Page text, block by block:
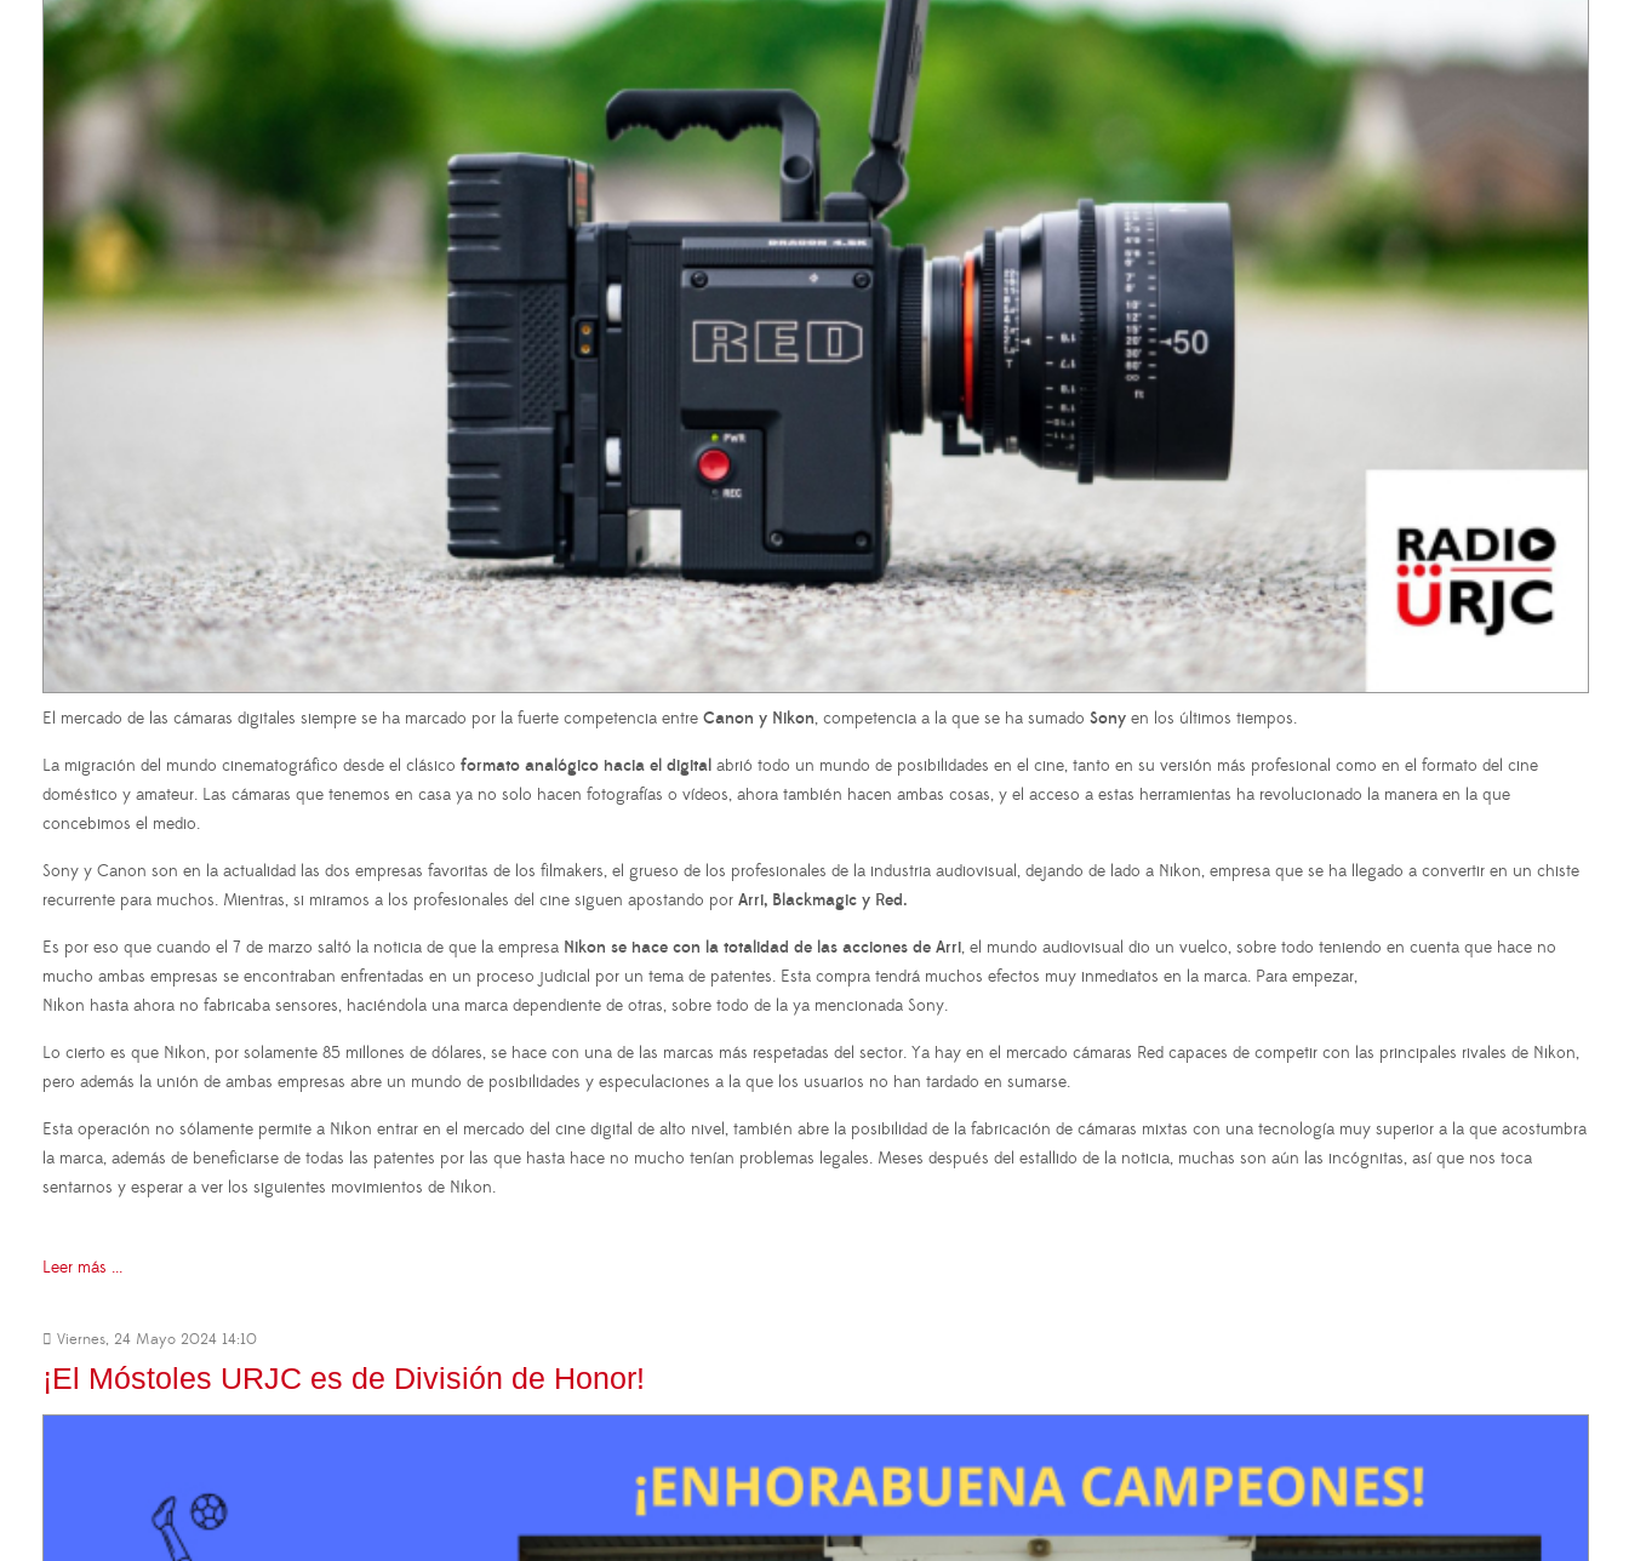
El mercado de las cámaras digitales siempre se ha marcado por la fuerte competencia entre Canon y Nikon, competencia a la que se ha sumado Sony en los últimos tiempos.
La migración del mundo cinematográfico desde el clásico formato analógico hacia el digital abrió todo un mundo de posibilidades en el cine, tanto en su versión más profesional como en el formato del cine
doméstico y amateur. Las cámaras que tenemos en casa ya no solo hacen fotografías o vídeos, ahora también hacen ambas cosas, y el acceso a estas herramientas ha revolucionado la manera en la que
concebimos el medio.
Sony y Canon son en la actualidad las dos empresas favoritas de los filmakers, el grueso de los profesionales de la industria audiovisual, dejando de lado a Nikon, empresa que se ha llegado a convertir en un chiste
recurrente para muchos. Mientras, si miramos a los profesionales del cine siguen apostando por Arri, Blackmagic y Red.
Es por eso que cuando el 7 de marzo saltó la noticia de que la empresa Nikon se hace con la totalidad de las acciones de Arri, el mundo audiovisual dio un vuelco, sobre todo teniendo en cuenta que hace no
mucho ambas empresas se encontraban enfrentadas en un proceso judicial por un tema de patentes. Esta compra tendrá muchos efectos muy inmediatos en la marca. Para empezar,
Nikon hasta ahora no fabricaba sensores, haciéndola una marca dependiente de otras, sobre todo de la ya mencionada Sony.
Lo cierto es que Nikon, por solamente 85 millones de dólares, se hace con una de las marcas más respetadas del sector. Ya hay en el mercado cámaras Red capaces de competir con las principales rivales de Nikon,
pero además la unión de ambas empresas abre un mundo de posibilidades y especulaciones a la que los usuarios no han tardado en sumarse.
Esta operación no sólamente permite a Nikon entrar en el mercado del cine digital de alto nivel, también abre la posibilidad de la fabricación de cámaras mixtas con una tecnología muy superior a la que acostumbra
la marca, además de beneficiarse de todas las patentes por las que hasta hace no mucho tenían problemas legales. Meses después del estallido de la noticia, muchas son aún las incógnitas, así que nos toca
sentarnos y esperar a ver los siguientes movimientos de Nikon.
Leer más ...
Viernes, 24 Mayo 2024 14:10
¡El Móstoles URJC es de División de Honor!